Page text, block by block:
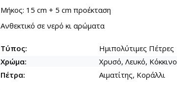
Μήκος: 15 cm + 5 cm προέκταση
Ανθεκτικό σε νερό κι αρώματα
Τύπος:
Ημιπολύτιμες Πέτρες
Χρώμα:
Χρυσό, Λευκό, Κόκκινο
Πέτρα:
Αιματίτης, Κοράλλι